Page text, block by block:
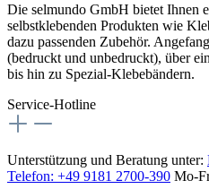
Die selmundo GmbH bietet Ihnen
selbstklebenden Produkten wie
dazu passenden Zubehör.
(bedruckt und unbedruckt), über
bis hin zu Spezial-Klebebändern.
Service-Hotline
Unterstützung und Beratung unter:
Telefon: +49 9181 2700-390 Mo-